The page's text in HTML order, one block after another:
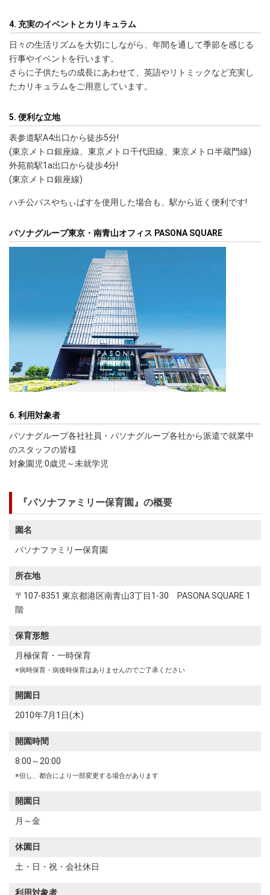
4. 充実のイベントとカリキュラム
日々の生活リズムを大切にしながら、年間を通して季節を感じる
行事やイベントを行います。
さらに子供たちの成長にあわせて、英語やリトミックなど充実し
たカリキュラムをご用意しています。
5. 便利な立地
表参道駅A4出口から徒歩5分!
(東京メトロ銀座線、東京メトロ千代田線、東京メトロ半蔵門線)
外苑前駅1a出口から徒歩4分!
(東京メトロ銀座線)
ハチ公バスやちぃばすを使用した場合も、駅から近く便利です!
パソナグループ東京・南青山オフィス PASONA SQUARE
6. 利用対象者
パソナグループ各社社員・パソナグループ各社から派遣で就業中
のスタッフの皆様
対象園児:0歳児～未就学児
『パソナファミリー保育園』の概要
園名
パソナファミリー保育園
所在地
〒107-8351 東京都港区南青山3丁目1-30 PASONA SQUARE 1
階
保育形態
月極保育・一時保育
※病時保育・病後時保育はありませんのでご了承ください
開園日
2010年7月1日(木)
開園時間
8:00～20:00
※但し、都合により一部変更する場合があります
開園日
月～金
休園日
土・日・祝・会社休日
利用対象者